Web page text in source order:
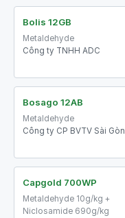
Bolis 12GB
Metaldehyde
Công ty TNHH ADC
Bosago 12AB
Metaldehyde
Công ty CP BVTV Sài Gòn
Capgold 700WP
Metaldehyde 10g/kg +
Niclosamide 690g/kg